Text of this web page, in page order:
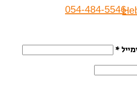
054-484-5546
*